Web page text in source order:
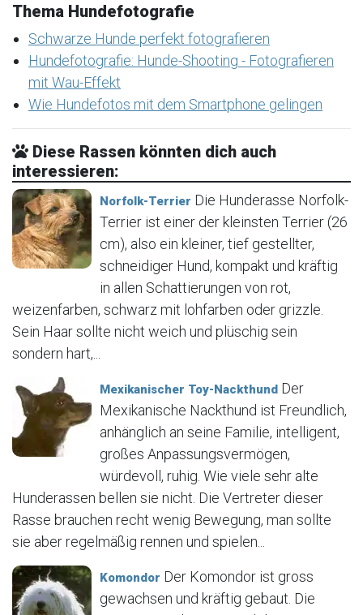
Thema Hundefotografie
Schwarze Hunde perfekt fotografieren
Hundefotografie: Hunde-Shooting - Fotografieren
mit Wau-Effekt
Wie Hundefotos mit dem Smartphone gelingen
Diese Rassen könnten dich auch
interessieren:
Norfolk-Terrier Die Hunderasse Norfolk-
Terrier ist einer der kleinsten Terrier (26
cm), also ein kleiner, tief gestellter,
schneidiger Hund, kompakt und kräftig
in allen Schattierungen von rot,
weizenfarben, schwarz mit lohfarben oder grizzle.
Sein Haar sollte nicht weich und plüschig sein
sondern hart,...
Mexikanischer Toy-Nackthund Der
Mexikanische Nackthund ist Freundlich,
anhänglich an seine Familie, intelligent,
großes Anpassungsvermögen,
würdevoll, ruhig. Wie viele sehr alte
Hunderassen bellen sie nicht. Die Vertreter dieser
Rasse brauchen recht wenig Bewegung, man sollte
sie aber regelmäßig rennen und spielen...
Komondor Der Komondor ist gross
gewachsen und kräftig gebaut. Die